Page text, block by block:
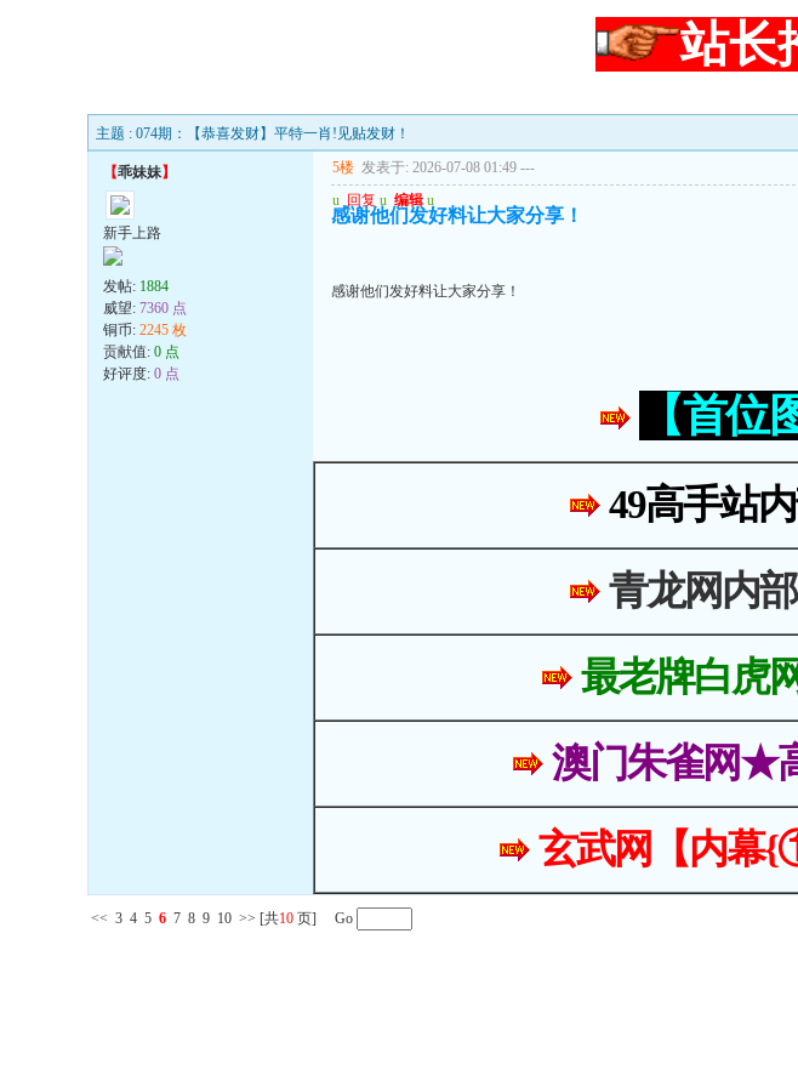
站长
主题 : 074期：【恭喜发财】平特一肖!见贴发财！
【乖妹妹】
新手上路
发帖: 1884
威望: 7360 点
铜币: 2245 枚
贡献值: 0 点
好评度: 0 点
5楼 发表于: 2026-07-08 01:49 ---
u 回复 u 编辑 u
感谢他们发好料让大家分享！
感谢他们发好料让大家分享！
【首位
49高手站
青龙网内
最老牌白虎
澳门朱雀网★
玄武网【内幕
<< 3 4 5 6 7 8 9 10 >> [共10 页] Go